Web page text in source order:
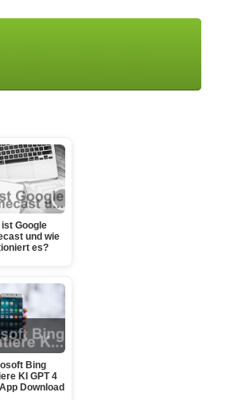
ist Google
und wie
es?
Bing
KI GPT 4
Download